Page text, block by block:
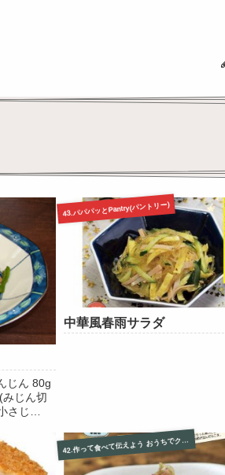
じん 80g
じん切
さじ
じ1豆
量ご
43.パパパッとPantry(パントリー)
中華風春雨サラダ
4